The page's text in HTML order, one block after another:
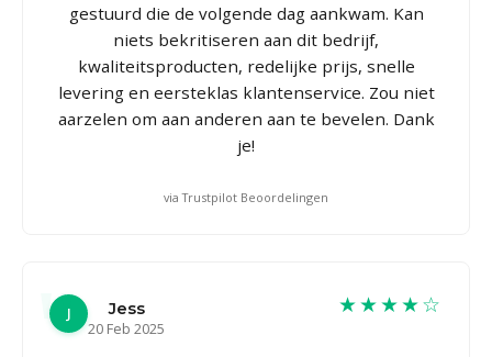
gestuurd die de volgende dag aankwam. Kan
niets bekritiseren aan dit bedrijf,
kwaliteitsproducten, redelijke prijs, snelle
levering en eersteklas klantenservice. Zou niet
aarzelen om aan anderen aan te bevelen. Dank
je!
via Trustpilot Beoordelingen
J
Jess
20 Feb 2025
★★★★☆